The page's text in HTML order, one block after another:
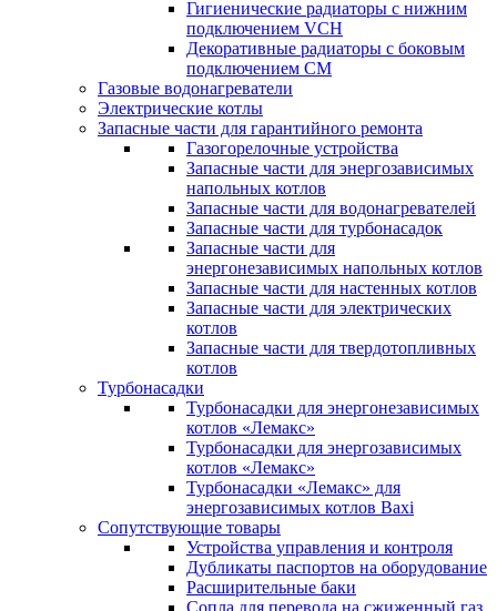
Гигиенические радиаторы c нижним
подключением VCH
Декоративные радиаторы с боковым
подключением CM
Газовые водонагреватели
Электрические котлы
Запасные части для гарантийного ремонта
Газогорелочные устройства
Запасные части для энергозависимых
напольных котлов
Запасные части для водонагревателей
Запасные части для турбонасадок
Запасные части для
энергонезависимых напольных котлов
Запасные части для настенных котлов
Запасные части для электрических
котлов
Запасные части для твердотопливных
котлов
Турбонасадки
Турбонасадки для энергонезависимых
котлов «Лемакс»
Турбонасадки для энергозависимых
котлов «Лемакс»
Турбонасадки «Лемакс» для
энергозависимых котлов Baxi
Сопутствующие товары
Устройства управления и контроля
Дубликаты паспортов на оборудование
Расширительные баки